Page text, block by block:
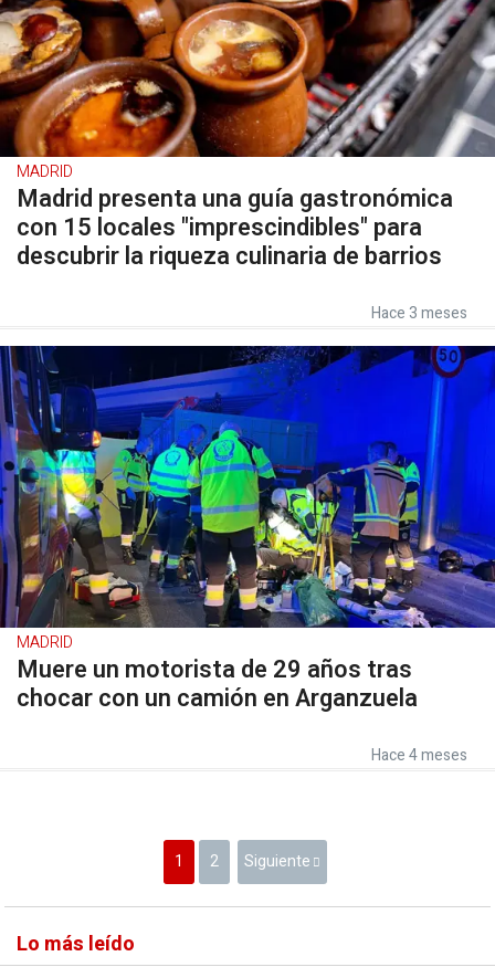
MADRID
Madrid presenta una guía gastronómica
con 15 locales "imprescindibles" para
descubrir la riqueza culinaria de barrios
Hace 3 meses
MADRID
Muere un motorista de 29 años tras
chocar con un camión en Arganzuela
Hace 4 meses
1 2 Siguiente
Lo más leído